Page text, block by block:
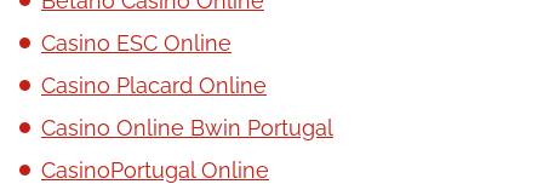
Casino ESC Online
Casino Placard Online
Casino Online Bwin Portugal
CasinoPortugal Online